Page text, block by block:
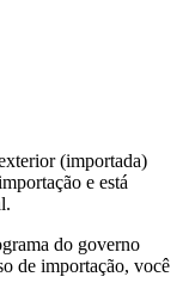
(importada)
e está
do governo
de importação, você